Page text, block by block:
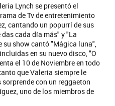
Lynch se presentó el
de Tv de entretenimiento
cantando un popurrí de sus
cada día más" y "La
su show cantó "Mágica luna",
en su nuevo disco, "O
el 10 de Noviembre en todo
que Valeria siempre le
con un reggaeton
uno de los miembros de